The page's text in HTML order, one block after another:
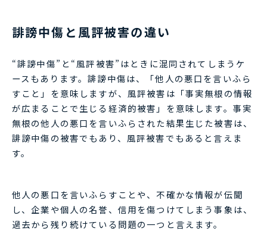
誹謗中傷と風評被害の違い
“誹謗中傷”と“風評被害”はときに混同されてしまうケ
ースもあります。誹謗中傷は、「他人の悪口を言いふら
すこと」を意味しますが、風評被害は「事実無根の情報
が広まることで生じる経済的被害」を意味します。事実
無根の他人の悪口を言いふらされた結果生じた被害は、
誹謗中傷の被害でもあり、風評被害でもあると言えま
す。
他人の悪口を言いふらすことや、不確かな情報が伝聞
し、企業や個人の名誉、信用を傷つけてしまう事象は、
過去から残り続けている問題の一つと言えます。